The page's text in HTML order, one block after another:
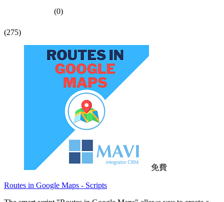
(0)
(275)
免費
Routes in Google Maps - Scripts